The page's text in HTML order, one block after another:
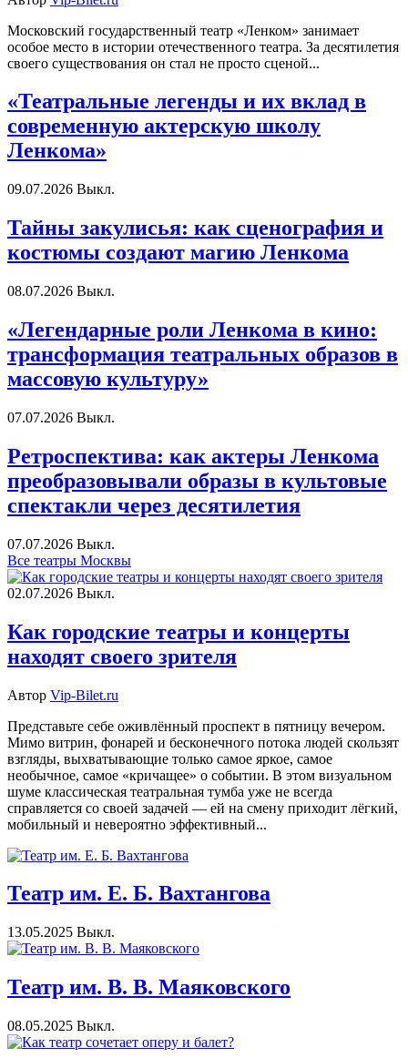
Московский государственный театр «Ленком» занимает
особое место в истории отечественного театра. За десятилетия
своего существования он стал не просто сценой...
«Театральные легенды и их вклад в
современную актерскую школу
Ленкома»
09.07.2026 Выкл.
Тайны закулисья: как сценография и
костюмы создают магию Ленкома
08.07.2026 Выкл.
«Легендарные роли Ленкома в кино:
трансформация театральных образов в
массовую культуру»
07.07.2026 Выкл.
Ретроспектива: как актеры Ленкома
преобразовывали образы в культовые
спектакли через десятилетия
07.07.2026 Выкл.
Все театры Москвы
02.07.2026 Выкл.
Как городские театры и концерты
находят своего зрителя
Автор Vip-Bilet.ru
Представьте себе оживлённый проспект в пятницу вечером.
Мимо витрин, фонарей и бесконечного потока людей скользят
взгляды, выхватывающие только самое яркое, самое
необычное, самое «кричащее» о событии. В этом визуальном
шуме классическая театральная тумба уже не всегда
справляется со своей задачей — ей на смену приходит лёгкий,
мобильный и невероятно эффективный...
Театр им. Е. Б. Вахтангова
13.05.2025 Выкл.
Театр им. В. В. Маяковского
08.05.2025 Выкл.